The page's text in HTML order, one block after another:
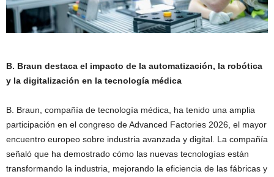
B. Braun destaca el impacto de la automatización, la robótica
y la digitalización en la tecnología médica
B. Braun, compañía de tecnología médica, ha tenido una amplia
participación en el congreso de Advanced Factories 2026, el mayor
encuentro europeo sobre industria avanzada y digital. La compañía
señaló que ha demostrado cómo las nuevas tecnologías están
transformando la industria, mejorando la eficiencia de las fábricas y